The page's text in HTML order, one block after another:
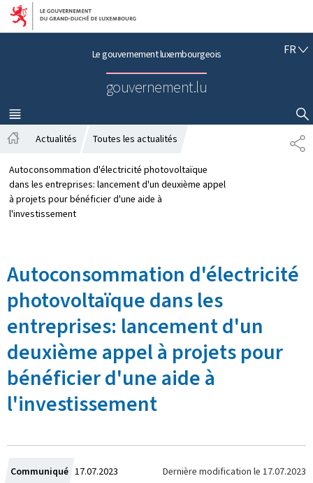
Aller au menu principal
Aller au contenu
Le gouvernement luxembourgeois
gouvernement.lu
FRF
Ç
A
I
S
MENU
PRINCIPAL
AFFICHER / MASQUER LA RECHERCHE
P
A
c
c
u
e
Actualités Toutes les actualités
Autoconsommation d'électricité photovoltaïque
dans les entreprises: lancement d'un deuxième appel
à projets pour bénéficier d'une aide à
l'investissement
Autoconsommation d'électricité
photovoltaïque dans les
entreprises: lancement d'un
deuxième appel à projets pour
bénéficier d'une aide à
l'investissement
Communiqué C
17.07.2023 Dernière modification le 17.07.2023